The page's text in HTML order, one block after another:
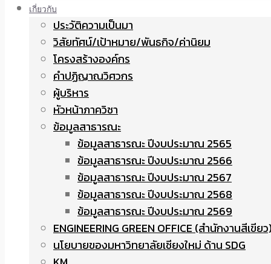
เกี่ยวกับ
ประวัติความเป็นมา
วิสัยทัศน์/เป้าหมาย/พันธกิจ/ค่านิยม
โครงสร้างองค์กร
คำปฏิญาณวิศวกร
ผู้บริหาร
หัวหน้าภาควิชา
ข้อมูลสาธารณะ
ข้อมูลสาธารณะ ปีงบประมาณ 2565
ข้อมูลสาธารณะ ปีงบประมาณ 2566
ข้อมูลสาธารณะ ปีงบประมาณ 2567
ข้อมูลสาธารณะ ปีงบประมาณ 2568
ข้อมูลสาธารณะ ปีงบประมาณ 2569
ENGINEERING GREEN OFFICE (สำนักงานสีเขีย
นโยบายของมหาวิทยาลัยเชียงใหม่ ด้าน SDG